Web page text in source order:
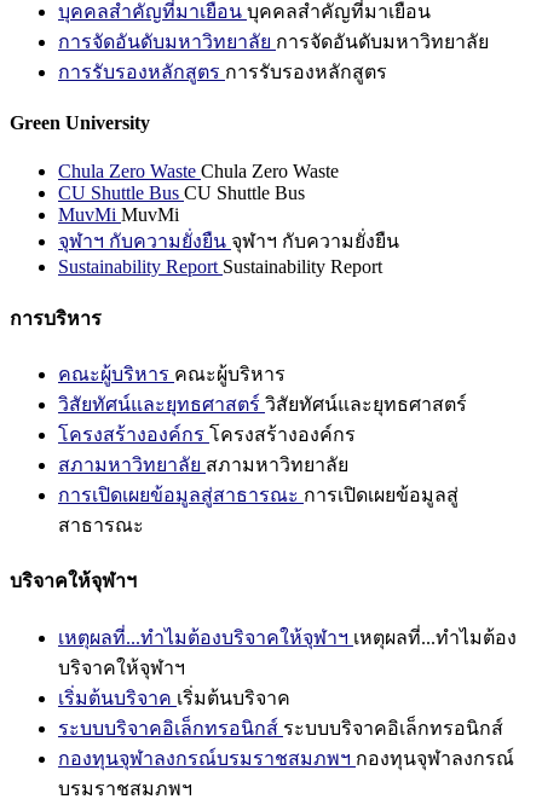
บุคคลสำคัญที่มาเยือน บุคคลสำคัญที่มาเยือน
การจัดอันดับมหาวิทยาลัย การจัดอันดับมหาวิทยาลัย
การรับรองหลักสูตร การรับรองหลักสูตร
Green University
Chula Zero Waste Chula Zero Waste
CU Shuttle Bus CU Shuttle Bus
MuvMi MuvMi
จุฬาฯ กับความยั่งยืน จุฬาฯ กับความยั่งยืน
Sustainability Report Sustainability Report
การบริหาร
คณะผู้บริหาร คณะผู้บริหาร
วิสัยทัศน์และยุทธศาสตร์ วิสัยทัศน์และยุทธศาสตร์
โครงสร้างองค์กร โครงสร้างองค์กร
สภามหาวิทยาลัย สภามหาวิทยาลัย
การเปิดเผยข้อมูลสู่สาธารณะ การเปิดเผยข้อมูลสู่
สาธารณะ
บริจาคให้จุฬาฯ
เหตุผลที่...ทำไมต้องบริจาคให้จุฬาฯ เหตุผลที่...ทำไมต้อง
บริจาคให้จุฬาฯ
เริ่มต้นบริจาค เริ่มต้นบริจาค
ระบบบริจาคอิเล็กทรอนิกส์ ระบบบริจาคอิเล็กทรอนิกส์
กองทุนจุฬาลงกรณ์บรมราชสมภพฯ กองทุนจุฬาลงกรณ์
บรมราชสมภพฯ